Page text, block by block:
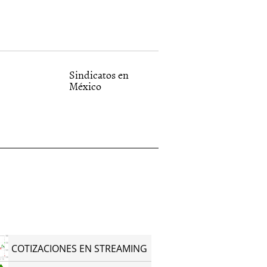
Sindicatos en
México
COTIZACIONES EN STREAMING